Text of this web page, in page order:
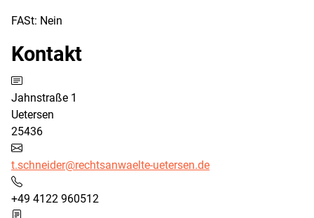
FASt: Nein
Kontakt
Adresse:
Jahnstraße 1
Uetersen
25436
E-Mail:
t.schneider@rechtsanwaelte-uetersen.de
Telefon:
+49 4122 960512